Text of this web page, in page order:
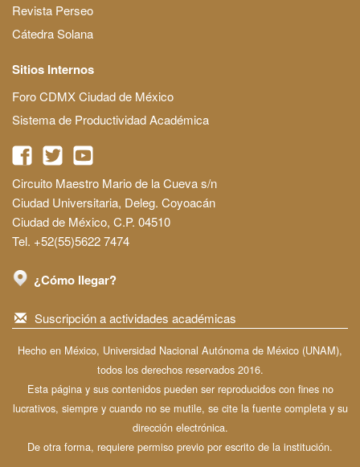
Revista Perseo
Cátedra Solana
Sitios Internos
Foro CDMX Ciudad de México
Sistema de Productividad Académica
Circuito Maestro Mario de la Cueva s/n
Ciudad Universitaria, Deleg. Coyoacán
Ciudad de México, C.P. 04510
Tel. +52(55)5622 7474
¿Cómo llegar?
Suscripción a actividades académicas
Hecho en México, Universidad Nacional Autónoma de México (UNAM),
todos los derechos reservados 2016.
Esta página y sus contenidos pueden ser reproducidos con fines no
lucrativos, siempre y cuando no se mutile, se cite la fuente completa y su
dirección electrónica.
De otra forma, requiere permiso previo por escrito de la institución.